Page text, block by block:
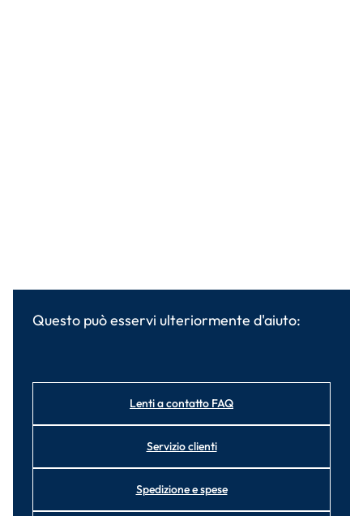
Questo può esservi ulteriormente d'aiuto:
Lenti a contatto FAQ
Servizio clienti
Spedizione e spese